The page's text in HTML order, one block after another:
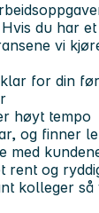
du har
vi
for din
høyt tempo
og finner
med
rent og
kolleger